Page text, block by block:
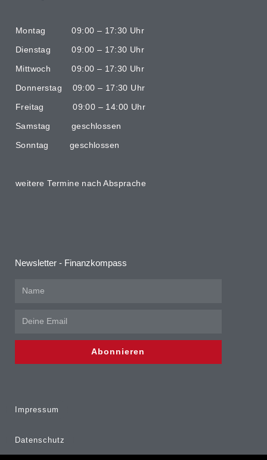
Montag 09:00 – 17:30 Uhr
Dienstag 09:00 – 17:30 Uhr
Mittwoch 09:00 – 17:30 Uhr
Donnerstag 09:00 – 17:30 Uhr
Freitag 09:00 – 14:00 Uhr
Samstag geschlossen
Sonntag geschlossen
weitere Termine nach Absprache
Newsletter - Finanzkompass
Abonnieren
Impressum
Datenschutz